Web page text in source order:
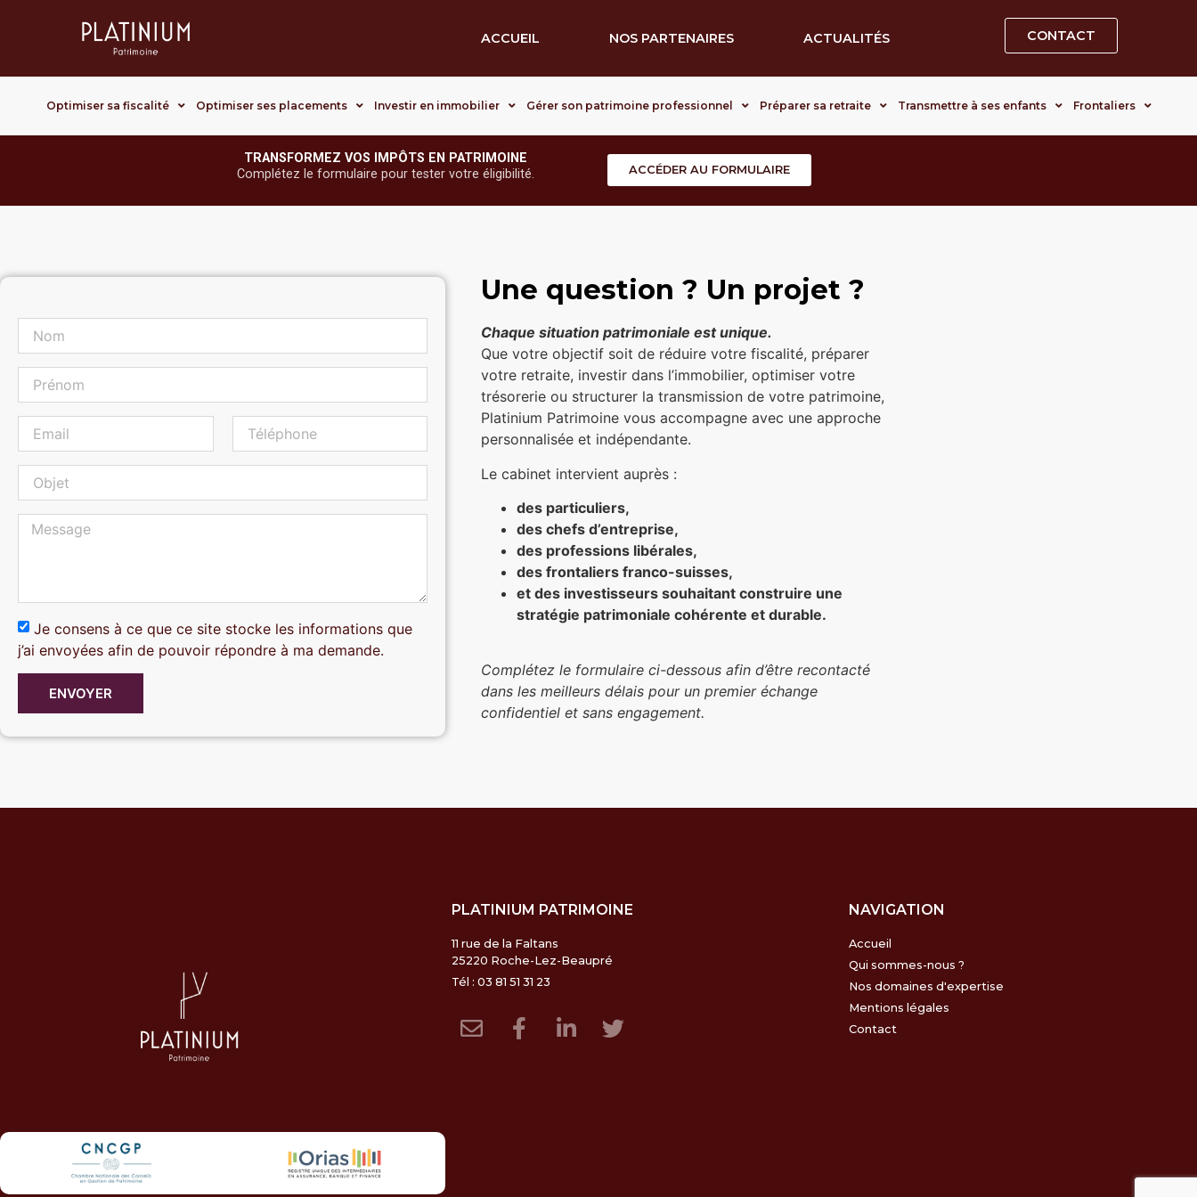
ACCUEIL NOS PARTENAIRES ACTUALITÉS CONTACT
Optimiser sa fiscalité Optimiser ses placements Investir en immobilier Gérer son patrimoine professionnel Préparer sa retraite Transmettre à ses enfants Frontaliers
TRANSFORMEZ VOS IMPÔTS EN PATRIMOINE
Complétez le formulaire pour tester votre éligibilité.
ACCÉDER AU FORMULAIRE
Je consens à ce que ce site stocke les informations que
j’ai envoyées afin de pouvoir répondre à ma demande.
ENVOYER
Une question ? Un projet ?
Chaque situation patrimoniale est unique.
Que votre objectif soit de réduire votre fiscalité, préparer
votre retraite, investir dans l’immobilier, optimiser votre
trésorerie ou structurer la transmission de votre patrimoine,
Platinium Patrimoine vous accompagne avec une approche
personnalisée et indépendante.
Le cabinet intervient auprès :
des particuliers,
des chefs d’entreprise,
des professions libérales,
des frontaliers franco-suisses,
et des investisseurs souhaitant construire une
stratégie patrimoniale cohérente et durable.
Complétez le formulaire ci-dessous afin d’être recontacté
dans les meilleurs délais pour un premier échange
confidentiel et sans engagement.
PLATINIUM PATRIMOINE
11 rue de la Faltans
25220 Roche-Lez-Beaupré
Tél : 03 81 51 31 23
NAVIGATION
Accueil
Qui sommes-nous ?
Nos domaines d'expertise
Mentions légales
Contact